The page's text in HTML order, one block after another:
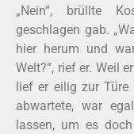
„Nein“, brüllte
geschlagen gab.
hier herum und
Welt?“, rief er. Weil
lief er eilig zur Türe
abwartete, war
lassen, um es